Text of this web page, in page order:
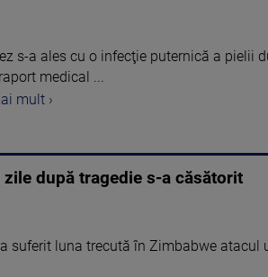
s-a ales cu o infecţie puternică a pielii
medical ...
mult ›
după tragedie s-a căsătorit
suferit luna trecută în Zimbabwe atacul